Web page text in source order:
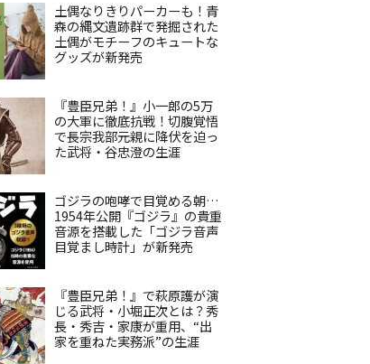
土偶なりきりパーカーも！青
森の縄文遺跡群で発掘された
土偶がモチーフのキュートな
グッズが新発売
『豊臣兄弟！』小一郎の5万
の大軍に徹底抗戦！切腹覚悟
で長宗我部元親に降伏を迫っ
た武将・谷忠澄の生涯
ゴジラの咆哮で目覚める朝…
1954年公開『ゴジラ』の貴重
音源を搭載した「ゴジラ音声
目覚まし時計」が新発売
『豊臣兄弟！』で萩原護が演
じる武将・小堀正次とは？秀
長・秀吉・家康が重用、“出
家を重ねた実務派”の生涯